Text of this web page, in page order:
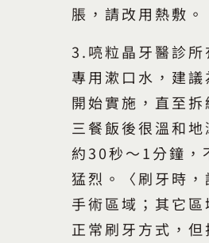
脹，請改用熱敷。
3.喨粒晶牙醫診所
專用漱口水，建議
開始實施，直至拆
三餐飯後很溫和地
約30秒～1分鐘，
猛烈。〈刷牙時，
手術區域；其它區
正常刷牙方式，但